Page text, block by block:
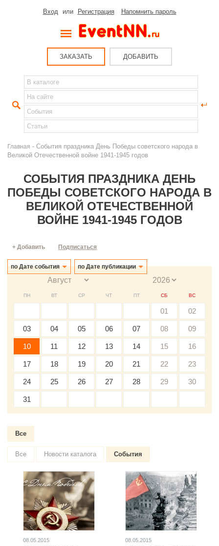
Вход или Регистрация Напомнить пароль
ЗАКАЗАТЬ ДОБАВИТЬ
Главная - События праздника День Победы советского народа в
Великой Отечественной войне 1941-1945 годов
СОБЫТИЯ ПРАЗДНИКА ДЕНЬ
ПОБЕДЫ СОВЕТСКОГО НАРОДА В
ВЕЛИКОЙ ОТЕЧЕСТВЕННОЙ
ВОЙНЕ 1941-1945 ГОДОВ
по Дате события по Дате публикации
+ Добавить Подписаться
ПН ВТ СР ЧТ ПТ СБ ВС
01 02
03 04 05 06 07 08 09
10 11 12 13 14 15 16
17 18 19 20 21 22 23
24 25 26 27 28 29 30
31
Все
Все Новости каталога События
08.05.2015 08.05.2015